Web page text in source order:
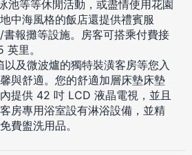
池等等休閒活動，或盡情使用花園
中海風格的飯店還提供禮賓服
報攤等設施。房客可搭乘付費接
里。
及微波爐的獨特裝潢客房等您入
與舒適。您的舒適加層床墊床墊
提供 42 吋 LCD 液晶電視，並且
房專用浴室設有淋浴設備，並精
費盥洗用品。